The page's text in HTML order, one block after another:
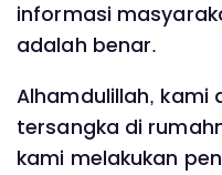
informasi
adalah benar.
Alhamdulillah, kami
tersangka di
kami melakukan